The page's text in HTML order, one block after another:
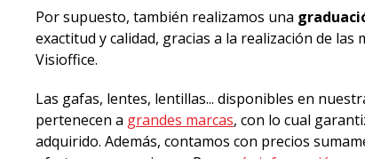
Por supuesto, también realizamos una
exactitud y calidad, gracias a la realización de las
Visioffice.
Las gafas, lentes, lentillas... disponibles en
pertenecen a grandes marcas, con lo cual
adquirido. Además, contamos con precios